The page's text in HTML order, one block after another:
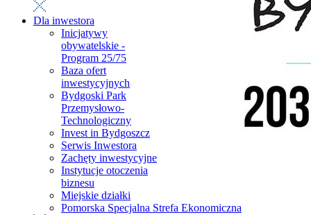
Dla inwestora
Inicjatywy
obywatelskie -
Program 25/75
Baza ofert
inwestycyjnych
Bydgoski Park
Przemysłowo-
Technologiczny
Invest in Bydgoszcz
Serwis Inwestora
Zachęty inwestycyjne
Instytucje otoczenia
biznesu
Miejskie działki
Pomorska Specjalna Strefa Ekonomiczna